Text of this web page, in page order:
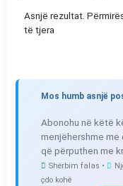
Asnjë rezultat.
të tjera
Mos humb asnjë
Abonohu në këtë
menjëhershme me
që përputhen me
Shërbim falas •
çdo kohë